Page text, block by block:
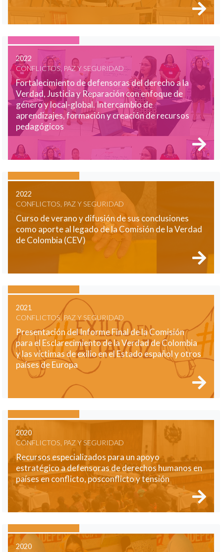
2022
CONFLICTOS, PAZ Y SEGURIDAD
Fortalecimiento de defensoras del derecho a la
Verdad, Justicia y Reparación con enfoque de
género y local-global. Intercambio de
aprendizajes, formación y creación de recursos
pedagógicos
2022
CONFLICTOS, PAZ Y SEGURIDAD
Curso de verano y difusión de sus conclusiones
como aporte al legado de la Comisión de la Verdad
de Colombia (CEV)
2021
CONFLICTOS, PAZ Y SEGURIDAD
Presentación del Informe Final de la Comisión
para el Esclarecimiento de la Verdad de Colombia
y las víctimas de exilio en el Estado español y otros
países de Europa
2020
CONFLICTOS, PAZ Y SEGURIDAD
Recursos especializados para un apoyo
estratégico a defensoras de derechos humanos en
países en conflicto, posconflicto y tensión
2020